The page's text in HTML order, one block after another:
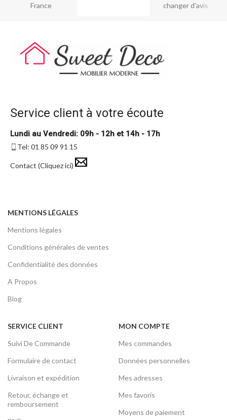
France
changer d'avis
Service client à votre écoute
Lundi au Vendredi: 09h - 12h et 14h - 17h
Tel: 01 85 09 91 15
Contact (Cliquez ici)
MENTIONS LÉGALES
Mentions légales
Conditions générales de ventes
Confidentialité des données
A Propos
Blog
SERVICE CLIENT
Suivi De Commande
Formulaire de contact
Livraison et expédition
Retour, échange et
remboursement
MON COMPTE
Mes commandes
Données personnelles
Mes adresses
Mes favoris
Moyens de paiement